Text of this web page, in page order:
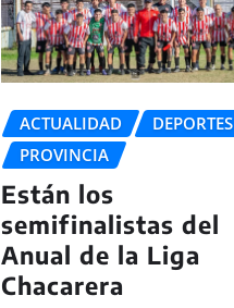
ACTUALIDAD
DEPORTES
PROVINCIA
Están los
semifinalistas del
Anual de la Liga
Chacarera